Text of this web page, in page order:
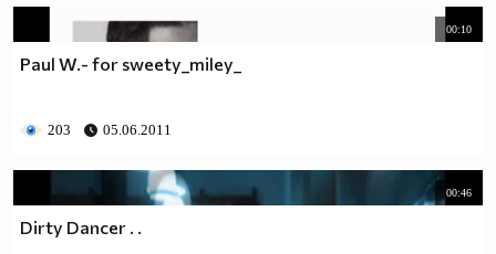
00:10
Paul W.- for sweety_miley_
203 05.06.2011
00:46
Dirty Dancer . .